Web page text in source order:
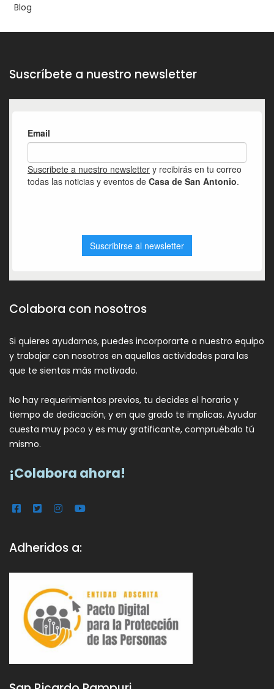
Blog
Suscríbete a nuestro newsletter
Colabora con nosotros
Si quieres ayudarnos, puedes incorporarte a nuestro equipo
y trabajar con nosotros en aquellas actividades para las
que te sientas más motivado.
No hay requerimientos previos, tu decides el horario y
tiempo de dedicación, y en que grado te implicas. Ayudar
cuesta muy poco y es muy gratificante, compruébalo tú
mismo.
¡Colabora ahora!
Adheridos a: